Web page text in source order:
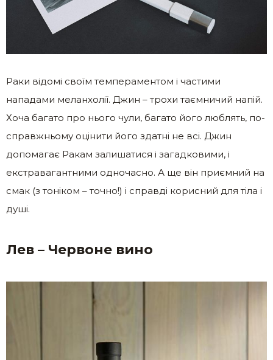
Раки відомі своїм темпераментом і частими
нападами меланхолії. Джин – трохи таємничий напій.
Хоча багато про нього чули, багато його люблять, по-
справжньому оцінити його здатні не всі. Джин
допомагає Ракам залишатися і загадковими, і
екстравагантними одночасно. А ще він приємний на
смак (з тоніком – точно!) і справді корисний для тіла і
душі.
Лев – Червоне вино